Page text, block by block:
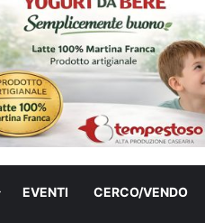
EVENTI CERCO/VENDO